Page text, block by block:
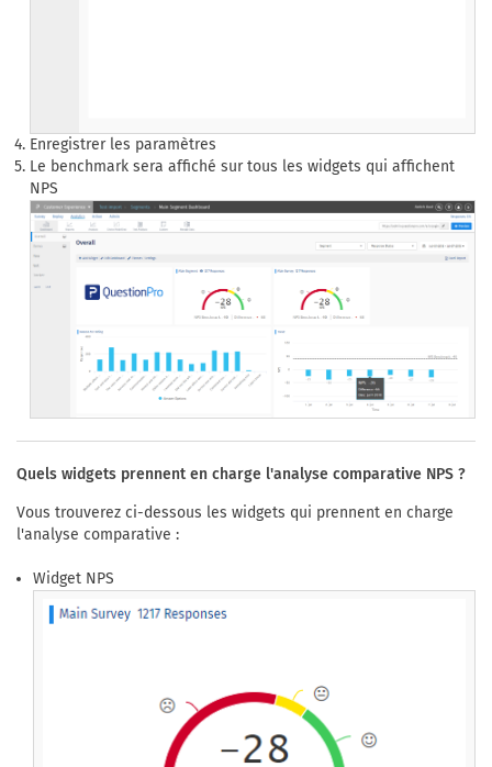
Enregistrer les paramètres
Le benchmark sera affiché sur tous les widgets qui affichent
NPS
Quels widgets prennent en charge l'analyse comparative NPS ?
Vous trouverez ci-dessous les widgets qui prennent en charge
l'analyse comparative :
Widget NPS